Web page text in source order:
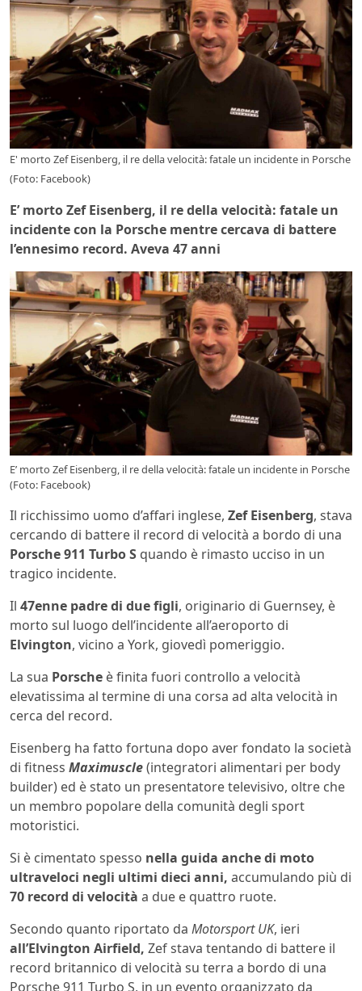
E' morto Zef Eisenberg, il re della velocità: fatale un incidente in Porsche
(Foto: Facebook)
E’ morto Zef Eisenberg, il re della velocità: fatale un
incidente con la Porsche mentre cercava di battere
l’ennesimo record. Aveva 47 anni
E’ morto Zef Eisenberg, il re della velocità: fatale un incidente in Porsche
(Foto: Facebook)
Il ricchissimo uomo d’affari inglese, Zef Eisenberg, stava
cercando di battere il record di velocità a bordo di una
Porsche 911 Turbo S quando è rimasto ucciso in un
tragico incidente.
Il 47enne padre di due figli, originario di Guernsey, è
morto sul luogo dell’incidente all’aeroporto di
Elvington, vicino a York, giovedì pomeriggio.
La sua Porsche è finita fuori controllo a velocità
elevatissima al termine di una corsa ad alta velocità in
cerca del record.
Eisenberg ha fatto fortuna dopo aver fondato la società
di fitness Maximuscle(integratori alimentari per body
builder) ed è stato un presentatore televisivo, oltre che
un membro popolare della comunità degli sport
motoristici.
Si è cimentato spesso nella guida anche di moto
ultraveloci negli ultimi dieci anni, accumulando più di
70 record di velocità a due e quattro ruote.
Secondo quanto riportato da Motorsport UK, ieri
all’Elvington Airfield, Zef stava tentando di battere il
record britannico di velocità su terra a bordo di una
Porsche 911 Turbo S, in un evento organizzato da